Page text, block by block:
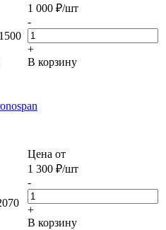
1 000 ₽/шт
-
+
В корзину
Цена от
1 300 ₽/шт
-
+
В корзину